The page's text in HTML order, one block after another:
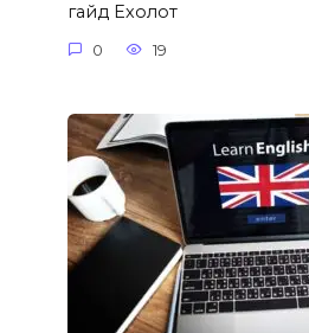
гайд Ехолот
0 19